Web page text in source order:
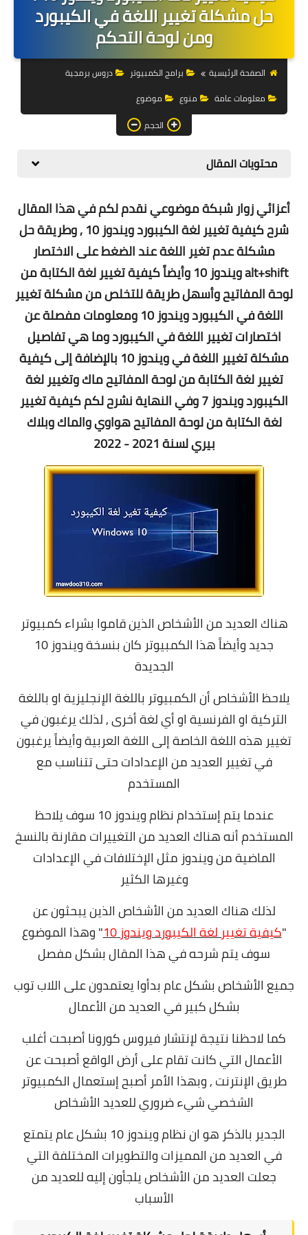
التجارة الالكترونية
التسويق
التداول
وظائف
الكمبيوتر
زيادة متابعين
العملات المشفرة
الاستثمار
حل مشكلة تغيير اللغة في الكيبورد
ومن لوحة التحكم
الصفحة الرئيسية برامج الكمبيوتر
دروس برمجية
معلومات عامة
منوع
موضوع
الحجم
محتويات المقال
أعزائي زوار شبكة موضوعي نقدم لكم في هذا المقال
شرحكيفية تغيير لغة الكيبورد ويندوز 10 , وطريقة
حل
مشكلة عدم تغير اللغة عند الضغط على الاختصار
alt+shift ويندوز 10 وأيضاً كيفية تغيير لغة الكتابة من
لوحة المفاتيح وأسهل طريقة للتخلص من مشكلة تغيير
اللغة في الكيبورد ويندوز 10 ومعلومات مفصلة عن
اختصارات تغيير اللغة في الكيبورد وما هي تفاصيل
مشكلة تغيير اللغة في ويندوز 10 بالإضافة إلى كيفية
تغيير لغة الكتابة من لوحة المفاتيح ماك وتغيير لغة
الكيبورد ويندوز 7 وفي النهاية نشرح لكم كيفية تغيير
لغة الكتابة من لوحة المفاتيح هواوي والماك وبلاك
بيري لسنة 2021 - 2022
هناك العديد من الأشخاص الذين قاموا بشراء كمبيوتر
جديد وأيضاً هذا الكمبيوتر كان بنسخة ويندوز 10
الجديدة
يلاحظ الأشخاص أن الكمبيوتر باللغة الإنجليزية او باللغة
التركية او الفرنسية او أي لغة أخرى , لذلك يرغبون في
تغيير هذه اللغة الخاصة إلى اللغة العربيةوأيضاً يرغبون
في تغيير العديد من الإعدادات حتى تتناسب مع
المستخدم
عندما يتم إستخدام نظام ويندوز 10 سوف يلاحظ
المستخدم أنه هناك العديد من التغييرات مقارنة بالنسخ
الماضية من ويندوز مثل الإختلافات في الإعدادات
وغيرها الكثير
لذلك هناك العديد من الأشخاص الذين يبحثون عن
"كيفية تغيير لغة الكيبورد ويندوز 10
" وهذا الموضوع
سوف يتم شرحه في هذا المقال بشكل مفصل
جميع الأشخاص بشكل عام بدأوا يعتمدون على اللاب توب
بشكل كبير في العديد من الأعمال
كما لاحظنا نتيجة لإنتشار فيروس كورونا أصبحت أغلب
الأعمال التي كانت تقام على أرض الواقع أصبحت عن
طريق الإنترنت ,وبهذا الأمر أصبح إستعمال الكمبيوتر
الشخصي شيء ضروري للعديد الأشخاص
الجدير بالذكر هو ان نظام ويندوز 10 بشكل عام يتمتع
في العديد من المميزات والتطويرات المختلفة التي
جعلت العديد من الأشخاص يلجأون إليه للعديد من
الأسباب